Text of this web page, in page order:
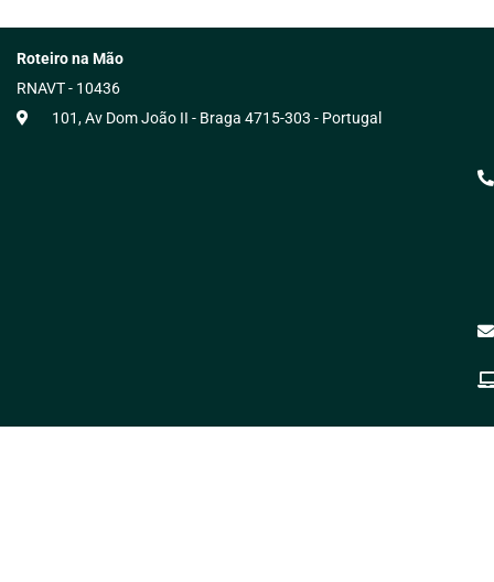
Roteiro na Mão
RNAVT - 10436
101, Av Dom João II - Braga 4715-303 - Portugal